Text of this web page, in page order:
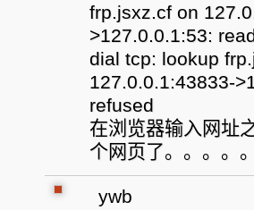
frp.jsxz.cf on
>127.0.0.1:53:
dial tcp: lookup
127.0.0.1:43833-
refused
在浏览器输入网址
个网页了。。。。。
ywb